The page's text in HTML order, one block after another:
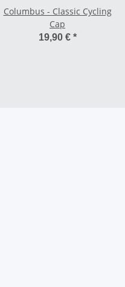
Columbus - Classic Cycling
Cap
19,90 € *